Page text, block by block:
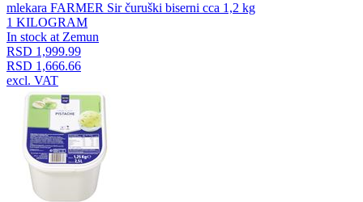
mlekara FARMER Sir čuruški biserni cca 1,2 kg
1 KILOGRAM
In stock at Zemun
RSD 1,999.99
RSD 1,666.66
excl. VAT